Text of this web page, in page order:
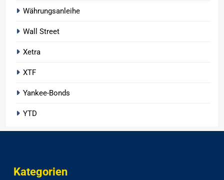
Währungsanleihe
Wall Street
Xetra
XTF
Yankee-Bonds
YTD
Kategorien